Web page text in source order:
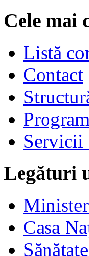
Cele mai
Listă
Contact
Servicii
Legături
Casa